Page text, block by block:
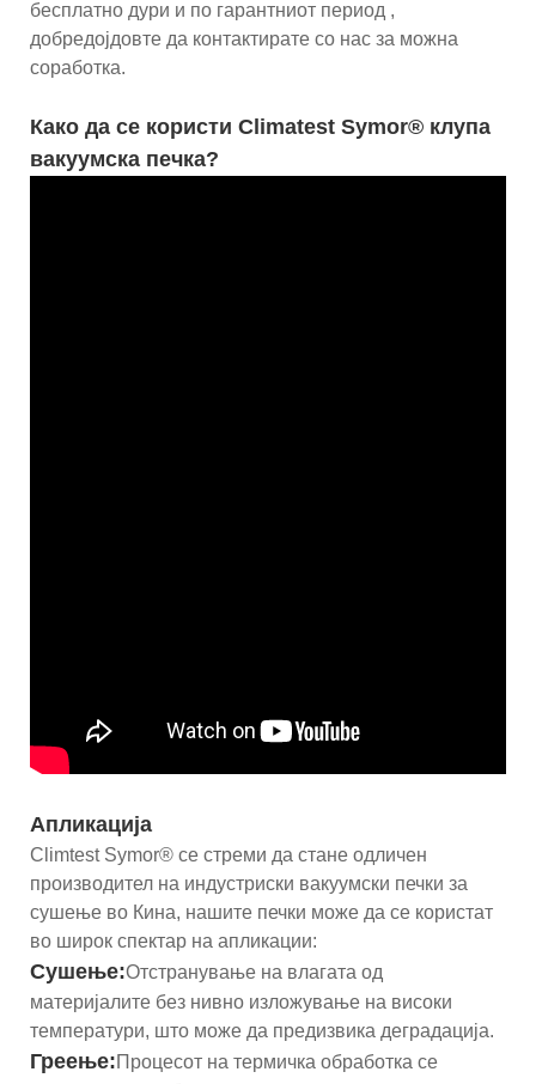
бесплатно дури и по гарантниот период ,
добредојдовте да контактирате со нас за можна
соработка.
Како да се користи Climatest Symor® клупа
вакуумска печка?
Апликација
Climtest Symor® се стреми да стане одличен
производител на индустриски вакуумски печки за
сушење во Кина, нашите печки може да се користат
во широк спектар на апликации:
Сушење:Отстранување на влагата од
материјалите без нивно изложување на високи
температури, што може да предизвика деградација.
Греење:Процесот на термичка обработка се